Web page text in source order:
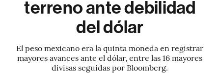
terreno ante debilidad
del dólar
El peso mexicano era la quinta moneda en registrar
mayores avances ante el dólar, entre las 16 mayores
divisas seguidas por Bloomberg.